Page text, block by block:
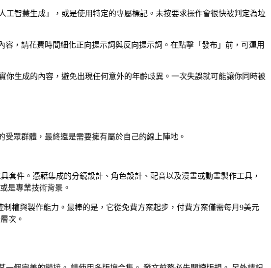
智慧生成」，或是使用特定的專屬標記。未按要求操作會很快被判定為垃
，請花費時間細化正向提示詞與反向提示詞。在點擊「發布」前，可運用
生成的內容，避免出現任何意外的年齡歧異。一次失誤就可能讓你同時被
眾群體，最終還是需要擁有屬於自己的線上陣地。
件。憑藉集成的分鏡設計、角色設計、配音以及漫畫或動畫製作工具，
是專業技術背景。
權與製作能力。最棒的是，它從免費方案起步，付費方案僅需每月9美元
次。